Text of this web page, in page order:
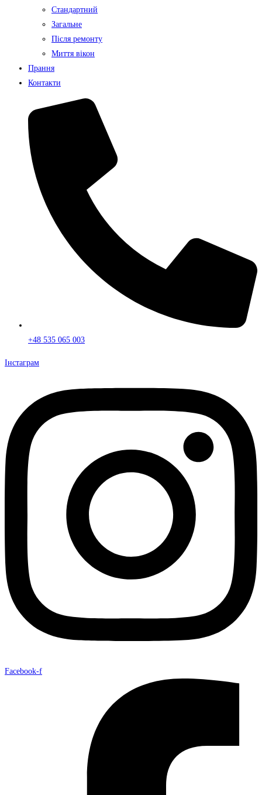
Стандартний
Загальне
Після ремонту
Миття вікон
Прання
Контакти
+48 535 065 003
Інстаграм
Facebook-f